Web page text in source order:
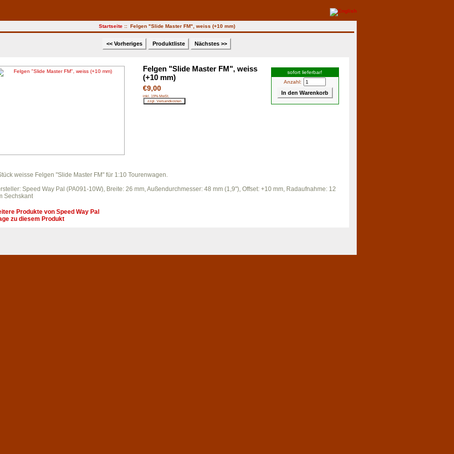
Startseite:: Felgen "Slide Master FM", weiss (+10 mm)
<< Vorheriges Produktliste Nächstes >>
sofort lieferbar!
Anzahl:
Felgen "Slide Master FM", weiss
(+10 mm)
€9,00
inkl. 19% MwSt.
weisse Felgen "Slide Master FM" für 1:10 Tourenwagen.
Speed Way Pal (PA091-10W), Breite: 26 mm, Außendurchmesser: 48 mm (1,9"), Offset: +10 mm, Radaufnahme: 12
Sechskant
Produkte von Speed Way Pal
zu diesem Produkt